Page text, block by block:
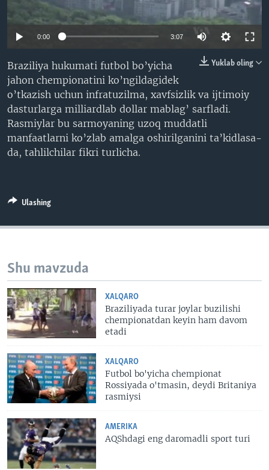
XABARLAR SURATLARDA
ODNOKLASSNIKI
TELEGRAM
SOUNDCLOUD
VOA
0:00 3:07
Yuklab oling
Braziliya hukumati futbol bo’yicha
jahon chempionatini ko’ngildagidek
o’tkazish uchun infratuzilma, xavfsizlik va ijtimoiy
dasturlarga milliardlab dollar mablag’ sarfladi.
Rasmiylar bu sarmoyaning uzoq muddatli
manfaatlarni ko’zlab amalga oshirilganini ta’kidlasa-
da, tahlilchilar fikri turlicha.
Ulashing
Shu mavzuda
XALQARO
Braziliyada turar joylar buzilishi
chempionatdan keyin ham davom
etadi
XALQARO
Futbol bo'yicha chempionat
Rossiyada o'tmasin, deydi Britaniya
rasmiysi
AMERIKA
AQShdagi eng daromadli sport turi